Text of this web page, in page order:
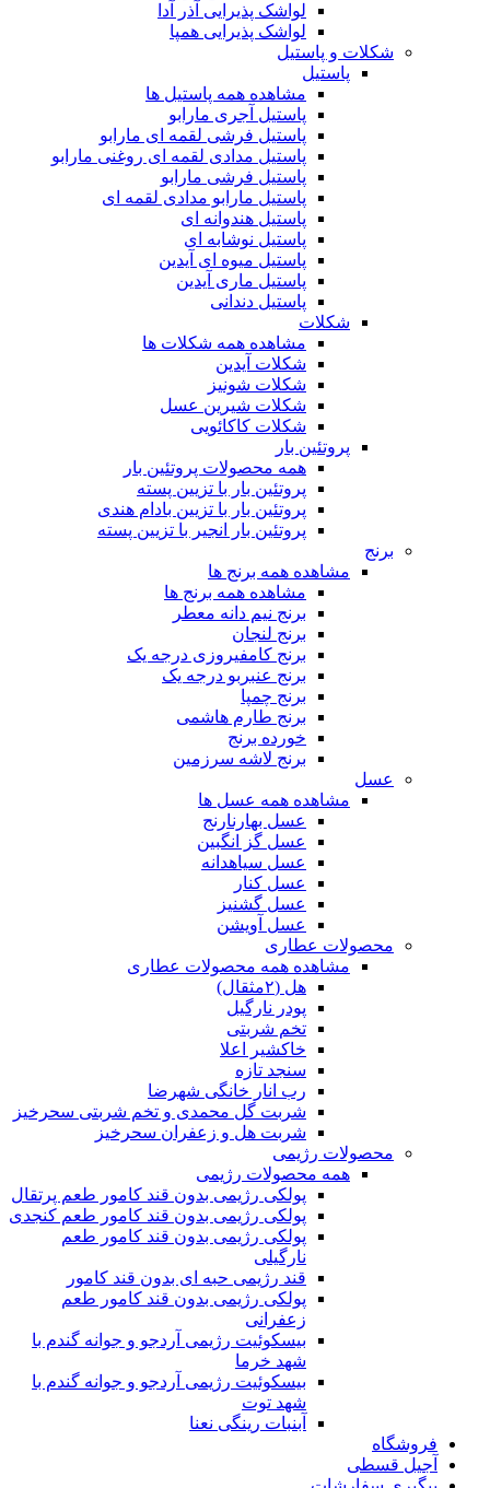
لواشک پذیرایی آذر آدا
لواشک پذیرایی همپا
شکلات و پاستیل
پاستیل
مشاهده همه پاستیل ها
پاستیل آجری مارابو
پاستیل فرشی لقمه ای مارابو
پاستیل مدادی لقمه ای روغنی مارابو
پاستیل فرشی مارابو
پاستیل مارابو مدادی لقمه ای
پاستیل هندوانه ای
پاستیل نوشابه ای
پاستیل میوه ای آیدین
پاستیل ماری آیدین
پاستیل دندانی
شکلات
مشاهده همه شکلات ها
شکلات آیدین
شکلات شونیز
شکلات شیرین عسل
شکلات کاکائویی
پروتئین بار
همه محصولات پروتئین بار
پروتئین بار با تزیین پسته
پروتئین بار با تزیین بادام هندی
پروتئین بار انجیر با تزیین پسته
برنج
مشاهده همه برنج ها
مشاهده همه برنج ها
برنج نیم دانه معطر
برنج لنجان
برنج کامفیروزی درجه یک
برنج عنبربو درجه یک
برنج چمپا
برنج طارم هاشمی
خورده برنج
برنج لاشه سرزمین
عسل
مشاهده همه عسل ها
عسل بهارنارنج
عسل گز انگبین
عسل سیاهدانه
عسل کنار
عسل گشنیز
عسل آویشن
محصولات عطاری
مشاهده همه محصولات عطاری
هل (۲مثقال)
پودر نارگیل
تخم شربتی
خاکشیر اعلا
سنجد تازه
رب انار خانگی شهرضا
شربت گل محمدی و تخم شربتی سحرخیز
شربت هل و زعفران سحرخیز
محصولات رژیمی
همه محصولات رژیمی
پولکی رژیمی بدون قند کامور طعم پرتقال
پولکی رژیمی بدون قند کامور طعم کنجدی
پولکی رژیمی بدون قند کامور طعم
نارگیلی
قند رژیمی حبه ای بدون قند کامور
پولکی رژیمی بدون قند کامور طعم
زعفرانی
بيسکوئيت رژیمی آردجو و جوانه گندم با
شهد خرما
بيسکوئيت رژیمی آردجو و جوانه گندم با
شهد توت
آبنبات رینگی نعنا
فروشگاه
آجیل قسطی